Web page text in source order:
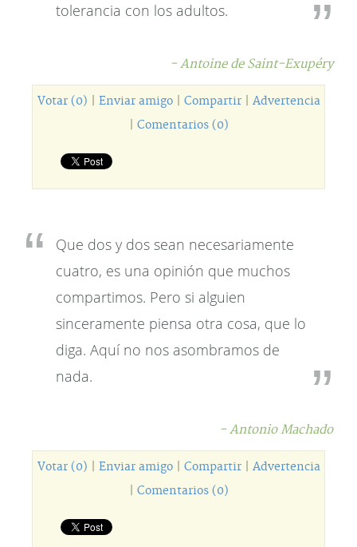
tolerancia con los adultos.
- Antoine de Saint-Exupéry
Votar (0) Enviar amigo| Compartir| Advertencia
Comentarios (0)
Que dos y dos sean necesariamente
cuatro, es una opinión que muchos
compartimos. Pero si alguien
sinceramente piensa otra cosa, que lo
diga. Aquí no nos asombramos de
nada.
- Antonio Machado
Votar (0) Enviar amigo| Compartir| Advertencia
Comentarios (0)